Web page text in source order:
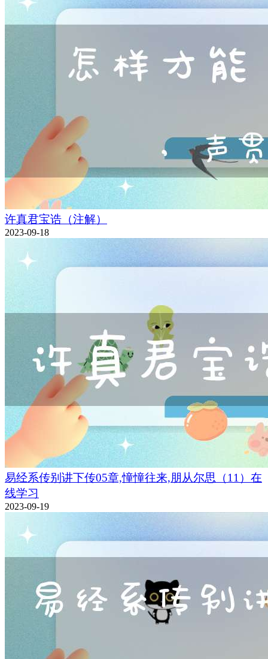
许真君宝诰（注解）
2023-09-18
易经系传别讲下传05章,憧憧往来,朋从尔思（11）在
线学习
2023-09-19